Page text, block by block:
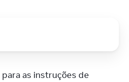
para as instruções de